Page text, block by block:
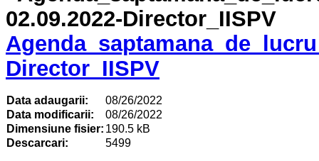
Director_IISPV
Data adaugarii:
08/26/2022
Data modificarii:
08/26/2022
Dimensiune fisier: 190.5 kB
Descarcari:
5499